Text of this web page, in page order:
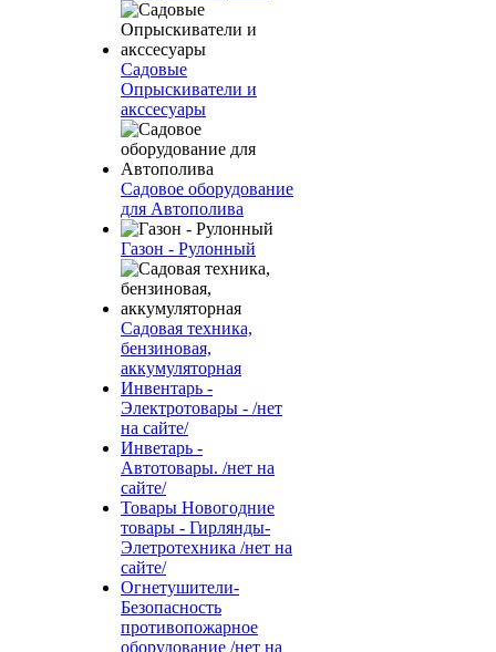
Садовые
Опрыскиватели и
акссесуары
Садовое оборудование
для Автополива
Газон - Рулонный
Садовая техника,
бензиновая,
аккумуляторная
Инвентарь -
Электротовары - /нет
на сайте/
Инветарь -
Автотовары. /нет на
сайте/
Товары Новогодние
товары - Гирлянды-
Элетротехника /нет на
сайте/
Огнетушители-
Безопасность
противопожарное
оборудование /нет на